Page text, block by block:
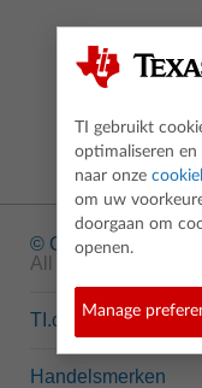
© Copyright
All rights reserved.
TI.com
Handelsmerken
TI gebruikt
optimaliseren en
naar onze
om uw
doorgaan om
openen.
Manage